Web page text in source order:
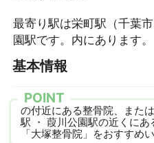
最寄り駅は栄町駅（千葉
園駅です。内にあります。
基本情報
POINT
の付近にある整骨院、また
駅 ・ 葭川公園駅の近くにあ
「大塚整骨院」をおすすめ